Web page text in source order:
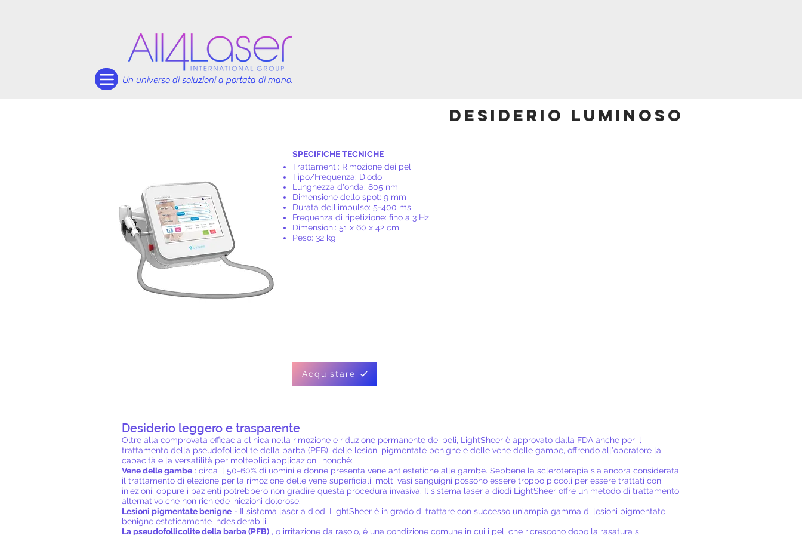
Un universo di soluzioni a portata di mano.
Desiderio luminoso
SPECIFICHE TECNICHE
Trattamenti: Rimozione dei peli
Tipo/Frequenza: Diodo
Lunghezza d'onda: 805 nm
Dimensione dello spot: 9 mm
Durata dell'impulso: 5-400 ms
Frequenza di ripetizione: fino a 3 Hz
Dimensioni: 51 x 60 x 42 cm
Peso: 32 kg
Acquistare
Desiderio leggero e trasparente
Oltre alla comprovata efficacia clinica nella rimozione e riduzione permanente dei peli, LightSheer è approvato dalla FDA anche per il
trattamento della pseudofollicolite della barba (PFB), delle lesioni pigmentate benigne e delle vene delle gambe, offrendo all'operatore la
capacità e la versatilità per molteplici applicazioni, nonché:
Vene delle gambe : circa il 50-60% di uomini e donne presenta vene antiestetiche alle gambe. Sebbene la scleroterapia sia ancora considerata
il trattamento di elezione per la rimozione delle vene superficiali, molti vasi sanguigni possono essere troppo piccoli per essere trattati con
iniezioni, oppure i pazienti potrebbero non gradire questa procedura invasiva. Il sistema laser a diodi LightSheer offre un metodo di trattamento
alternativo che non richiede iniezioni dolorose.
Lesioni pigmentate benigne - Il sistema laser a diodi LightSheer è in grado di trattare con successo un'ampia gamma di lesioni pigmentate
benigne esteticamente indesiderabili.
La pseudofollicolite della barba (PFB) , o irritazione da rasoio, è una condizione comune in cui i peli che ricrescono dopo la rasatura si